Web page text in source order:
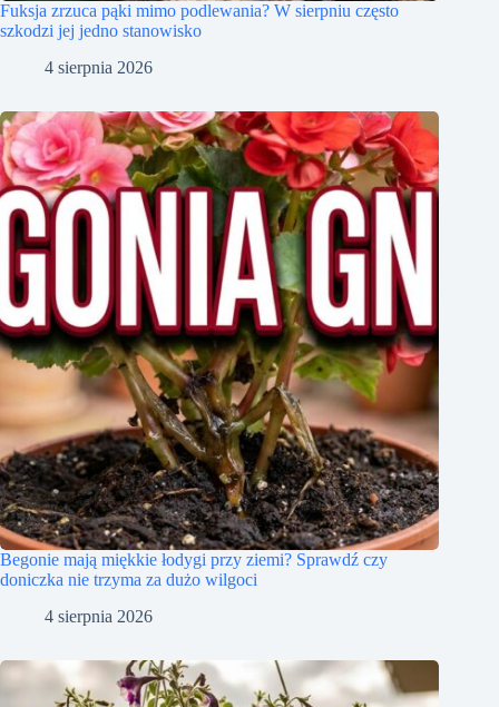
Fuksja zrzuca pąki mimo podlewania? W sierpniu często
szkodzi jej jedno stanowisko
4 sierpnia 2026
Begonie mają miękkie łodygi przy ziemi? Sprawdź czy
doniczka nie trzyma za dużo wilgoci
4 sierpnia 2026